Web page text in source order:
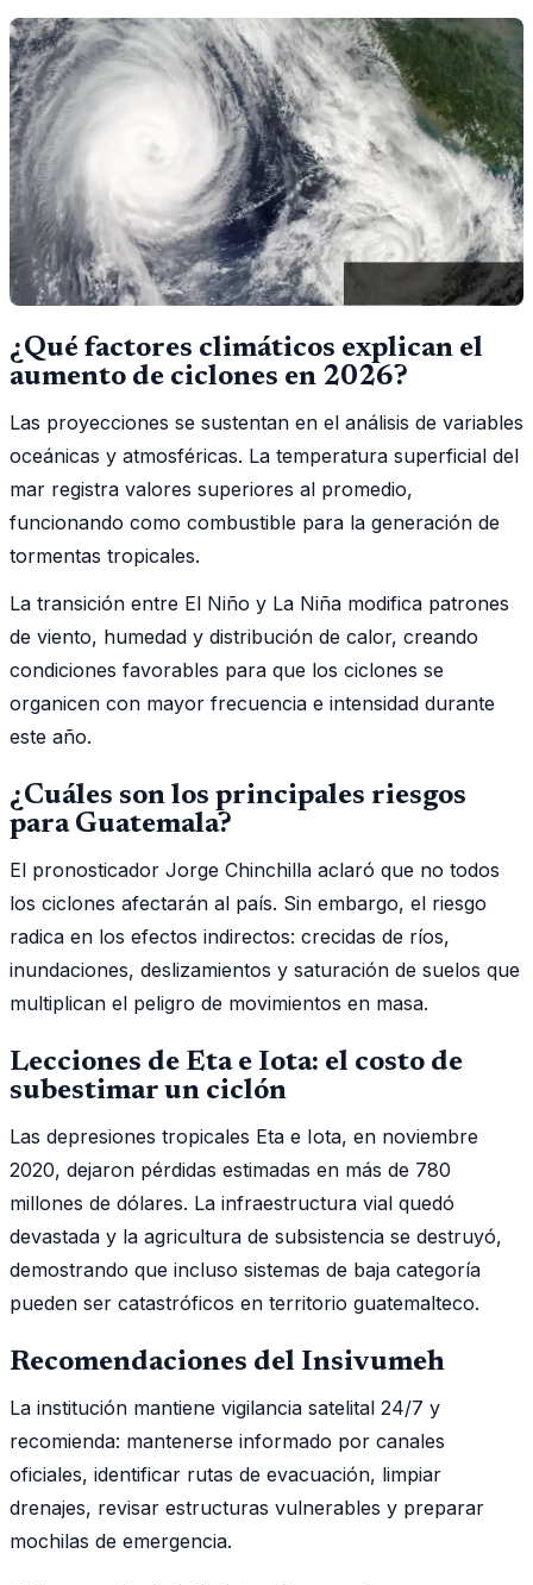
¿Qué factores climáticos explican el
aumento de ciclones en 2026?
Las proyecciones se sustentan en el análisis de variables
oceánicas y atmosféricas. La temperatura superficial del
mar registra valores superiores al promedio,
funcionando como combustible para la generación de
tormentas tropicales.
La transición entre El Niño y La Niña modifica patrones
de viento, humedad y distribución de calor, creando
condiciones favorables para que los ciclones se
organicen con mayor frecuencia e intensidad durante
este año.
¿Cuáles son los principales riesgos
para Guatemala?
El pronosticador Jorge Chinchilla aclaró que no todos
los ciclones afectarán al país. Sin embargo, el riesgo
radica en los efectos indirectos: crecidas de ríos,
inundaciones, deslizamientos y saturación de suelos que
multiplican el peligro de movimientos en masa.
Lecciones de Eta e Iota: el costo de
subestimar un ciclón
Las depresiones tropicales Eta e Iota, en noviembre
2020, dejaron pérdidas estimadas en más de 780
millones de dólares. La infraestructura vial quedó
devastada y la agricultura de subsistencia se destruyó,
demostrando que incluso sistemas de baja categoría
pueden ser catastróficos en territorio guatemalteco.
Recomendaciones del Insivumeh
La institución mantiene vigilancia satelital 24/7 y
recomienda: mantenerse informado por canales
oficiales, identificar rutas de evacuación, limpiar
drenajes, revisar estructuras vulnerables y preparar
mochilas de emergencia.